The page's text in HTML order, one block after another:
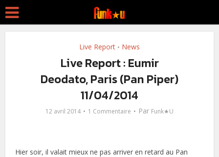
Live Report • News
Live Report : Eumir
Deodato, Paris (Pan Piper)
11/04/2014
12 avril 2014 1 Commentaire Par Funk★U
Hier soir, il valait mieux ne pas arriver en retard au Pan